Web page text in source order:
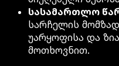
სასამართლო
სარჩელის
უარყოფისა და
მოთხოვნით.